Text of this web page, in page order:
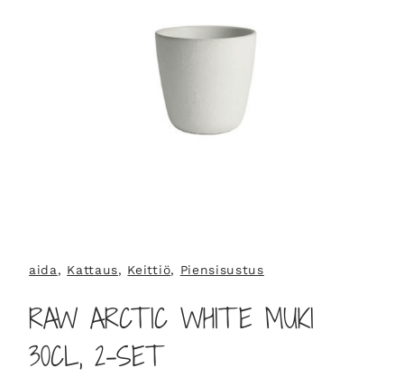
aida, Kattaus, Keittiö, Piensisustus
RAW ARCTIC WHITE MUKI
30CL, 2-SET